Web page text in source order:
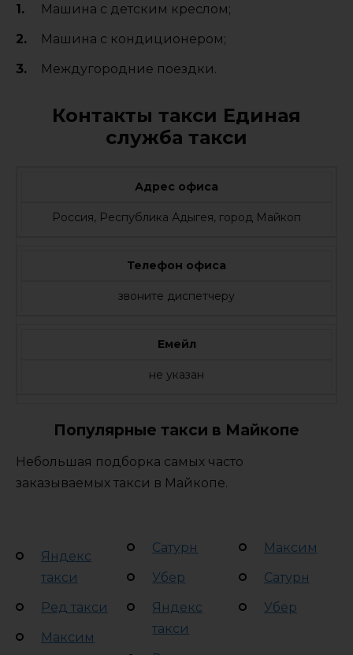
Машина с детским креслом;
Машина с кондиционером;
Междугородние поездки.
Контакты такси Единая
служба такси
Адрес офиса
Россия, Республика Адыгея, город Майкоп
Телефон офиса
звоните диспетчеру
Емейл
не указан
Популярные такси в Майкопе
Небольшая подборка самых часто
заказываемых такси в Майкопе.
Яндекс
такси
Ред такси
Максим
Сатурн
Убер
Яндекс
такси
Максим
Сатурн
Убер